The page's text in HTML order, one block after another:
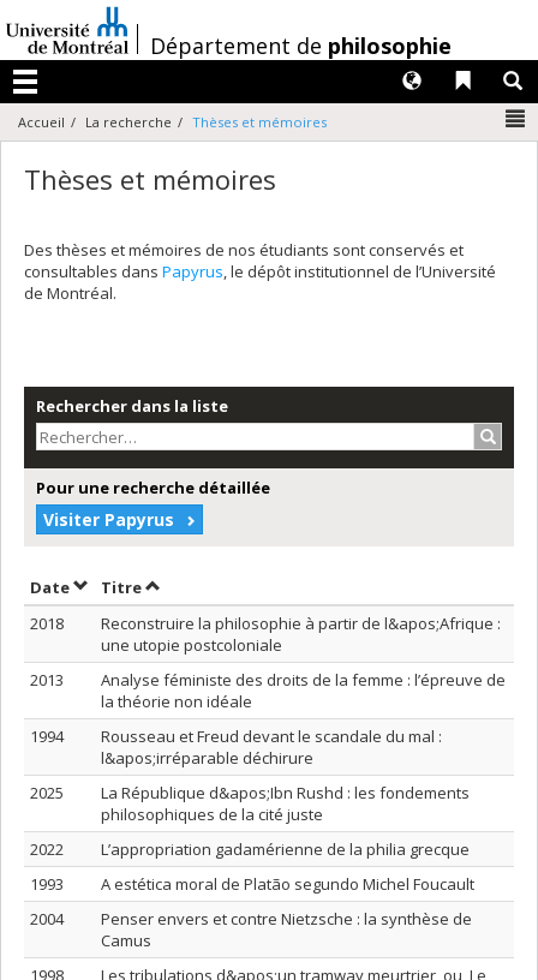
au
contenu
/Département de philosophie
Menu
Liens
Langues
Accueil La recherche Thèses et mémoires
Thèses et mémoires
Des thèses et mémoires de nos étudiants sont conservés et
consultables dans Papyrus, le dépôt institutionnel de l’Université
de Montréal.
Rechercher dans la liste
Pour une recherche détaillée
Visiter Papyrus
DateTrier par date en ordre croissant
TitreTrier par titre en ordre croissant
2018
Reconstruire la philosophie à partir de l&apos;Afrique :
une utopie postcoloniale
2013
Analyse féministe des droits de la femme : l’épreuve de
la théorie non idéale
1994
Rousseau et Freud devant le scandale du mal :
l&apos;irréparable déchirure
2025
La République d&apos;Ibn Rushd : les fondements
philosophiques de la cité juste
2022
L’appropriation gadamérienne de la philia grecque
1993
A estética moral de Platão segundo Michel Foucault
2004
Penser envers et contre Nietzsche : la synthèse de
Camus
1998
Les tribulations d&apos;un tramway meurtrier, ou, Le